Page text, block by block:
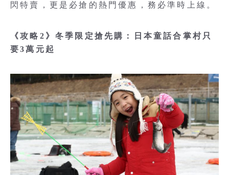
閃特賣，更是必搶的熱門優惠，務必準時上線。
《攻略2》冬季限定搶先購：日本童話合掌村只
要3萬元起